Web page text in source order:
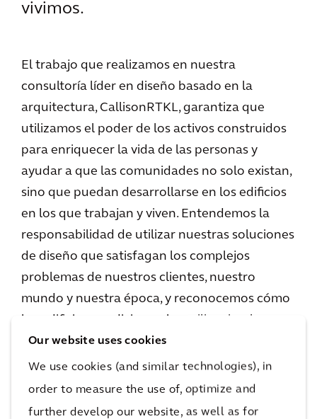
Our website uses cookies
We use cookies (and similar technologies), in
order to measure the use of, optimize and
further develop our website, as well as for
vivimos.
El trabajo que realizamos en nuestra
consultoría líder en diseño basado en la
arquitectura, CallisonRTKL, garantiza que
utilizamos el poder de los activos construidos
para enriquecer la vida de las personas y
ayudar a que las comunidades no solo existan,
sino que puedan desarrollarse en los edificios
en los que trabajan y viven. Entendemos la
responsabilidad de utilizar nuestras soluciones
de diseño que satisfagan los complejos
problemas de nuestros clientes, nuestro
mundo y nuestra época, y reconocemos cómo
los edificios condicionan la resiliencia, el
bienestar, la tecnología y la movilidad. Por ello,
nuestro diseño siempre da prioridad a las
personas y se basa en datos. Estamos muy
orgullosos de anunciar que ofrecemos